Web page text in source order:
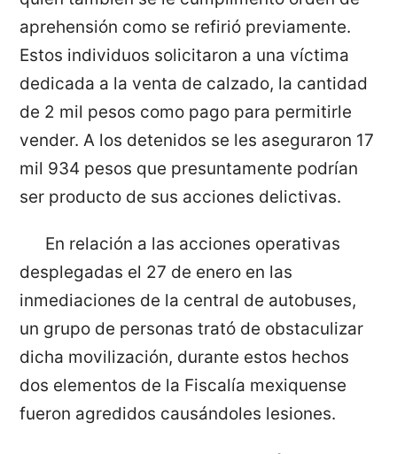
aprehensión como se refirió previamente.
Estos individuos solicitaron a una víctima
dedicada a la venta de calzado, la cantidad
de 2 mil pesos como pago para permitirle
vender. A los detenidos se les aseguraron 17
mil 934 pesos que presuntamente podrían
ser producto de sus acciones delictivas.
En relación a las acciones operativas
desplegadas el 27 de enero en las
inmediaciones de la central de autobuses,
un grupo de personas trató de obstaculizar
dicha movilización, durante estos hechos
dos elementos de la Fiscalía mexiquense
fueron agredidos causándoles lesiones.